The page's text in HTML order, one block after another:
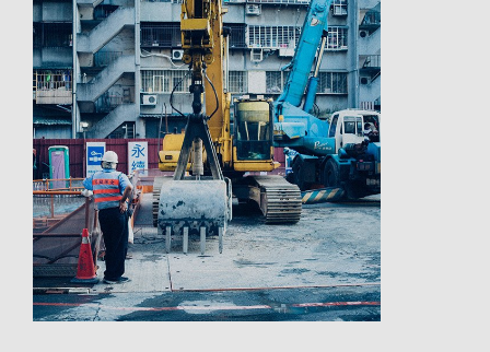
Larger
Image